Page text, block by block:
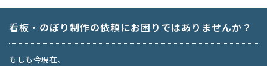
看板・のぼり制作の依頼にお困りではありませんか？
もしも今現在、